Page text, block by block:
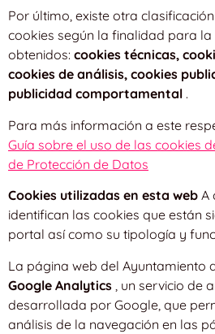
Por último, existe otra
cookies según la finalidad para
obtenidos: cookies técnicas,
cookies de análisis, cookies
publicidad comportamental .
Para más información a este
Guía sobre el uso de las cookies
de Protección de Datos
Cookies utilizadas en esta web A
identifican las cookies que están
portal así como su tipología y
La página web del Ayuntamiento
Google Analytics , un servicio de
desarrollada por Google, que
análisis de la navegación en las